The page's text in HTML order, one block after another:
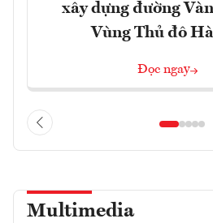
xây dựng đường
Vùng Thủ đô
Đọc ngay
Multimedia